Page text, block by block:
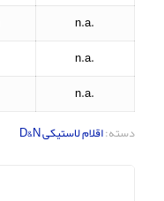
n.a.
n.a.
n.a.
دسته:اقلام لاستیکی D&N